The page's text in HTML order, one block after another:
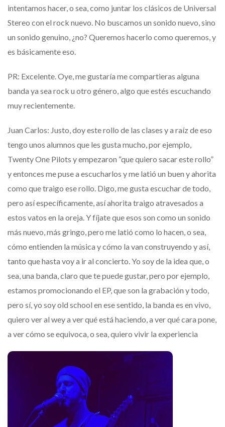
intentamos hacer, o sea, como juntar los clásicos de Universal
Stereo con el rock nuevo. No buscamos un sonido nuevo, sino
un sonido genuino, ¿no? Queremos hacerlo como queremos, y
es básicamente eso.
PR: Excelente. Oye, me gustaría me compartieras alguna
banda ya sea rock u otro género, algo que estés escuchando
muy recientemente.
Juan Carlos: Justo, doy este rollo de las clases y a raíz de eso
tengo unos alumnos que les gusta mucho, por ejemplo,
Twenty One Pilots y empezaron “que quiero sacar este rollo”
y entonces me puse a escucharlos y me latió un buen y ahorita
como que traigo ese rollo. Digo, me gusta escuchar de todo,
pero así específicamente, así ahorita traigo atravesados a
estos vatos en la oreja. Y fíjate que esos son como un sonido
más nuevo, más gringo, pero me latió como lo hacen, o sea,
cómo entienden la música y cómo la van construyendo y así,
tanto que hasta voy a ir al concierto. Yo soy de la idea que, o
sea, una banda, claro que te puede gustar, pero por ejemplo,
estamos promocionando el EP, que son la grabación y todo,
pero sí, yo soy old school en ese sentido, la banda es en vivo,
quiero ver al wey a ver qué está haciendo, a ver qué cara pone,
a ver cómo se equivoca, o sea, quiero vivir la experiencia